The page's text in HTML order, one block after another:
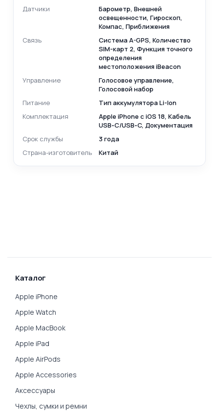
Датчики
Барометр, Внешней
освещенности, Гироскоп,
Компас, Приближения
Связь
Cистема A-GPS, Количество
SIM-карт 2, Функция точного
определения
местоположения iBeacon
Управление
Голосовое управление,
Голосовой набор
Питание
Тип аккумулятора Li-Ion
Комплектация
Apple iPhone с iOS 18, Кабель
USB‑C/USB‑C, Документация
Срок службы
3 года
Страна-изготовитель
Китай
Каталог
Apple iPhone
Apple Watch
Apple MacBook
Apple iPad
Apple AirPods
Apple Accessories
Аксессуары
Чехлы, сумки и ремни